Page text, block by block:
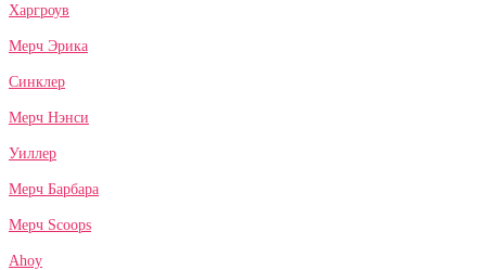
Харгроув
Мерч Эрика
Синклер
Мерч Нэнси
Уиллер
Мерч Барбара
Мерч Scoops
Ahoy